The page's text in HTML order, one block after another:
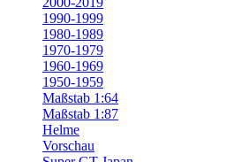
1990-1999
1980-1989
1970-1979
1960-1969
1950-1959
Maßstab 1:64
Maßstab 1:87
Helme
Vorschau